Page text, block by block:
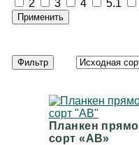
2 3 4 5.1
Применить
Фильтр
Планкен
сорт «АВ»